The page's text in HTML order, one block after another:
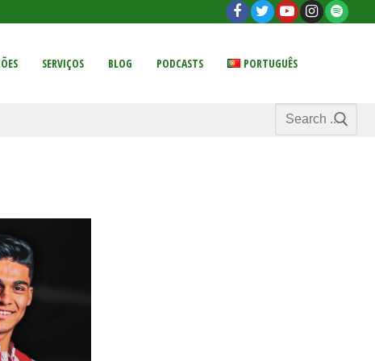
SERVIÇOS BLOG PODCASTS PORTUGUÊS
Search
for: